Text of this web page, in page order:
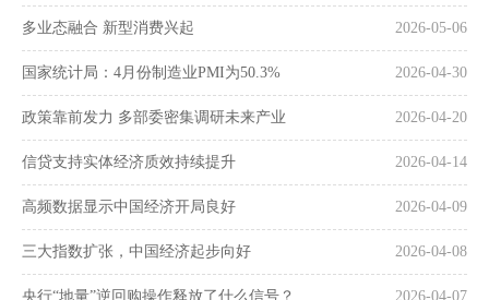
县域服务
案例中心
联系我们
在线留言
立105周年 2026-05-06
多业态融合 新型消费兴起
2026-04-30
国家统计局：4月份制造业PMI为50.3%
2026-04-20
政策靠前发力 多部委密集调研未来产业
2026-04-14
信贷支持实体经济质效持续提升
2026-04-09
高频数据显示中国经济开局良好
2026-04-08
三大指数扩张，中国经济起步向好
2026-04-07
央行“地量”逆回购操作释放了什么信号？